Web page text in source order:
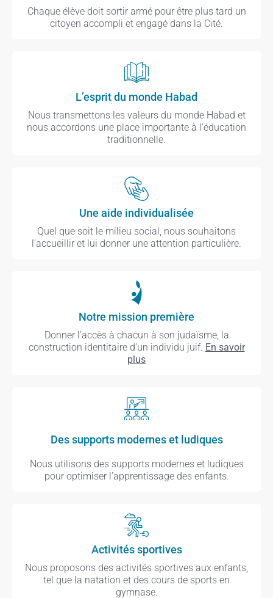
Chaque élève doit sortir armé pour être plus tard un
citoyen accompli et engagé dans la Cité.
L’esprit du monde Habad
Nous transmettons les valeurs du monde Habad et
nous accordons une place importante à l’éducation
traditionnelle.
Une aide individualisée
Quel que soit le milieu social, nous souhaitons
l’accueillir et lui donner une attention particulière.
Notre mission première
Donner l’accès à chacun à son judaïsme, la
construction identitaire d’un individu juif. En savoir
plus
Des supports modernes et ludiques
Nous utilisons des supports modernes et ludiques
pour optimiser l’apprentissage des enfants.
Activités sportives
Nous proposons des activités sportives aux enfants,
tel que la natation et des cours de sports en
gymnase.